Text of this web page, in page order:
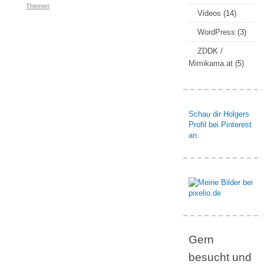
Themen
Videos (14)
WordPress (3)
ZDDK /
Mimikama.at (5)
Schau dir Holgers
Profil bei Pinterest
an.
Gern
besucht und